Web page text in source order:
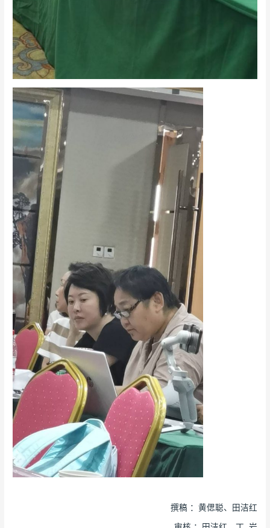
撰稿 ：黄偲聪、田洁红